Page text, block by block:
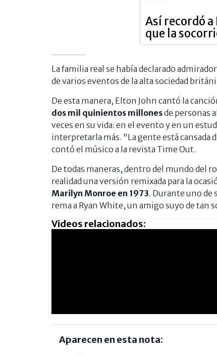
Así recordó a
que la
La familia real se había declarado
de varios eventos de la alta sociedad
De esta manera, Elton John cantó la
dos mil quinientos millonesde personas
veces en su vida: en el evento y en un
interpretarla más. "La gente está cansada
contó el músico a la revista Time Out.
De todas maneras, dentro del mundo del
realidad una versión remixada para la
Marilyn Monroe en 1973. Durante uno de
rema a Ryan White, un amigo suyo de tan
Videos relacionados:
Aparecen en esta nota: